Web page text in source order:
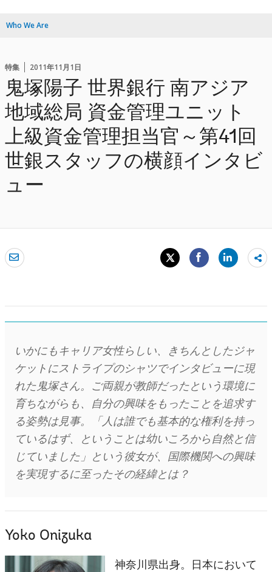
Who We Are
特集 2011年11月1日
鬼塚陽子 世界銀行 南アジア
地域総局 資金管理ユニット
上級資金管理担当官～第41回
世銀スタッフの横顔インタビ
ュー
いかにもキャリア女性らしい、きちんとしたジャ
ケットにストライプのシャツでインタビューに現
れた鬼塚さん。ご両親が教師だったという環境に
育ちながらも、自分の興味をもったことを追求す
る姿勢は見事。「人は誰でも基本的な権利を持っ
ているはず、ということは幼いころから自然と信
じていました」という彼女が、国際機関への興味
を実現するに至ったその経緯とは？
Yoko Onizuka
神奈川県出身。日本において